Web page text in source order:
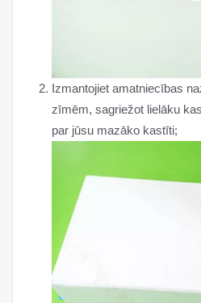
Izmantojiet amatniecības
zīmēm, sagriežot lielāku
par jūsu mazāko kastīti;